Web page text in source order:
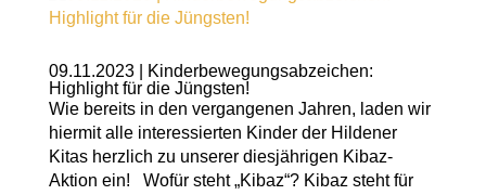
09.11.2023 | Kinderbewegungsabzeichen:
Highlight für die Jüngsten!
Wie bereits in den vergangenen Jahren, laden wir
hiermit alle interessierten Kinder der Hildener
Kitas herzlich zu unserer diesjährigen Kibaz-
Aktion ein! Wofür steht „Kibaz“? Kibaz steht für